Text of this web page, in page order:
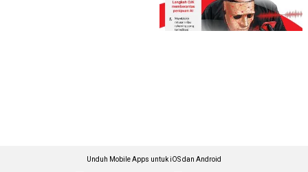
Unduh Mobile Apps untuk iOS dan Android